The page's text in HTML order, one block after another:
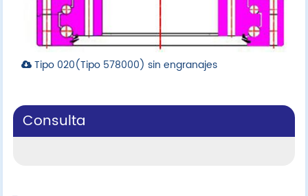
Tipo 020(Tipo 578000) sin engranajes
Consulta